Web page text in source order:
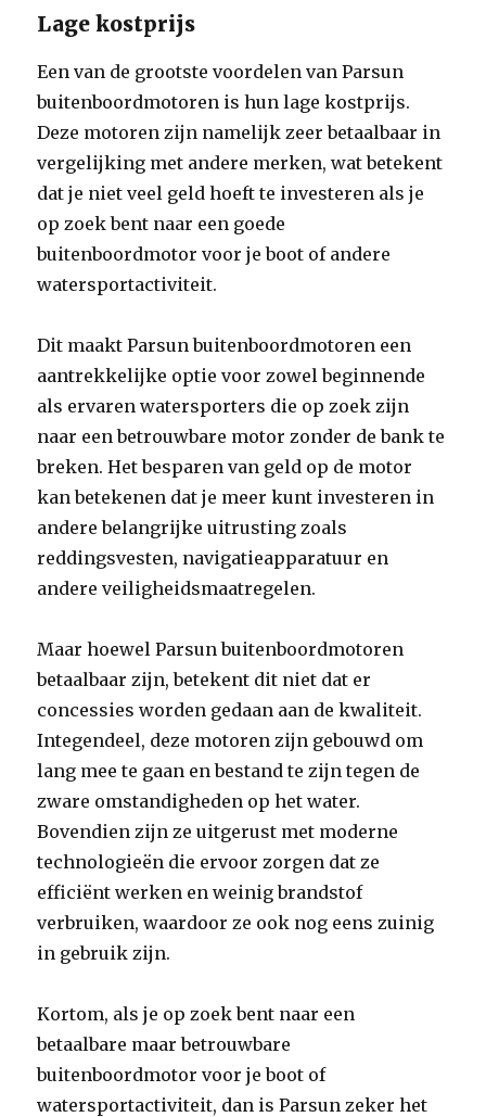
Lage kostprijs
Een van de grootste voordelen van Parsun
buitenboordmotoren is hun lage kostprijs.
Deze motoren zijn namelijk zeer betaalbaar in
vergelijking met andere merken, wat betekent
dat je niet veel geld hoeft te investeren als je
op zoek bent naar een goede
buitenboordmotor voor je boot of andere
watersportactiviteit.
Dit maakt Parsun buitenboordmotoren een
aantrekkelijke optie voor zowel beginnende
als ervaren watersporters die op zoek zijn
naar een betrouwbare motor zonder de bank te
breken. Het besparen van geld op de motor
kan betekenen dat je meer kunt investeren in
andere belangrijke uitrusting zoals
reddingsvesten, navigatieapparatuur en
andere veiligheidsmaatregelen.
Maar hoewel Parsun buitenboordmotoren
betaalbaar zijn, betekent dit niet dat er
concessies worden gedaan aan de kwaliteit.
Integendeel, deze motoren zijn gebouwd om
lang mee te gaan en bestand te zijn tegen de
zware omstandigheden op het water.
Bovendien zijn ze uitgerust met moderne
technologieën die ervoor zorgen dat ze
efficiënt werken en weinig brandstof
verbruiken, waardoor ze ook nog eens zuinig
in gebruik zijn.
Kortom, als je op zoek bent naar een
betaalbare maar betrouwbare
buitenboordmotor voor je boot of
watersportactiviteit, dan is Parsun zeker het